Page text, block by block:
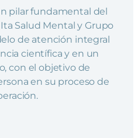
pilar fundamental del
Salud Mental y Grupo
de atención integral
científica y en un
con el objetivo de
en su proceso de